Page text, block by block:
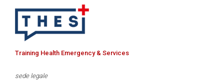
Training Health Emergency & Services
sede legale